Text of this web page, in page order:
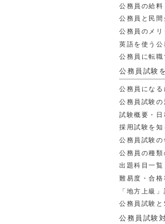
公務員の給
公務員と民間
公務員のメ
英語を使う公
公務員に転職
公務員試験
公務員になる
公務員試験の
試験概要・日
採用試験を知
公務員試験の
公務員の種類
出題科目一覧
難易度・合格
「地方上級
公務員試験と
公務員試験